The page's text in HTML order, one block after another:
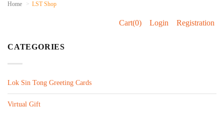
i
n
Home LST Shop
Cart(0) Login Registration
CATEGORIES
Lok Sin Tong Greeting Cards
Virtual Gift